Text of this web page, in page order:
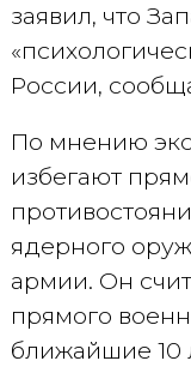
заявил, что
России,
По мнению
избегают
ядерного
армии. Он
прямого
ближайшие 10